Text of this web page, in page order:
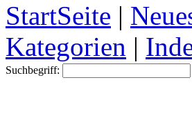
StartSeite |
Kategorien |
Suchbegriff: